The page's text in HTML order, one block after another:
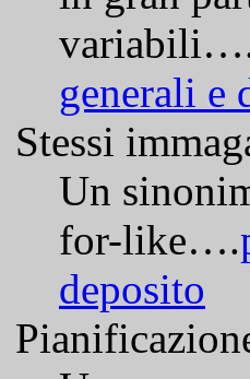
generali e
Stessi
Un
for-like….
deposito